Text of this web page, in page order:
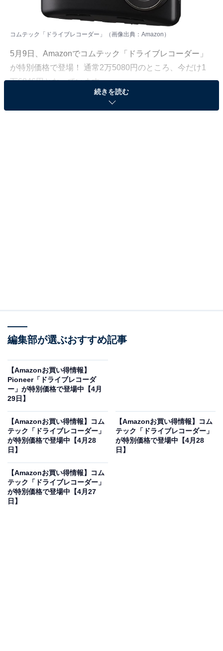
コムテック「ドライブレコーダー」（画像出典：Amazon）
5月9日、 Amazonでコムテック「ドライブレコーダー」
が特別価格で登場！ 通常2万5080円のところ、今だけ1
万6846円となっています。
そのほかにも注目の商品がラインナップされているので,
コムテックの「ドライブレコーダー」が限定価格
HDR204G 200万画素 Full HD 広角168° microSDカード
メンテナンスフリー対応 32GBmicroSDカード付属 日本
製 3年保証 駐車監視 GPS搭載 COMTEC [出張取付サービ
続きを読む
編集部が選ぶおすすめ記事
【Amazonお買い得情報】
Pioneer「ドライブレコーダ
ー」が特別価格で登場中【4月
29日】
【Amazonお買い得情報】コム
テック「ドライブレコーダー」
が特別価格で登場中【4月28
日】
【Amazonお買い得情報】コム
テック「ドライブレコーダー」
が特別価格で登場中【4月28
日】
【Amazonお買い得情報】コム
テック「ドライブレコーダー」
が特別価格で登場中【4月27
日】